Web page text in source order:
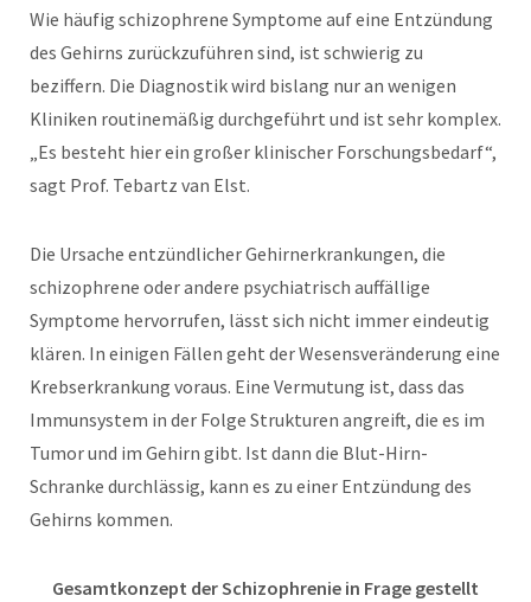
Wie häufig schizophrene Symptome auf eine Entzündung
des Gehirns zurückzuführen sind, ist schwierig zu
beziffern. Die Diagnostik wird bislang nur an wenigen
Kliniken routinemäßig durchgeführt und ist sehr komplex.
„Es besteht hier ein großer klinischer Forschungsbedarf“,
sagt Prof. Tebartz van Elst.
Die Ursache entzündlicher Gehirnerkrankungen, die
schizophrene oder andere psychiatrisch auffällige
Symptome hervorrufen, lässt sich nicht immer eindeutig
klären. In einigen Fällen geht der Wesensveränderung eine
Krebserkrankung voraus. Eine Vermutung ist, dass das
Immunsystem in der Folge Strukturen angreift, die es im
Tumor und im Gehirn gibt. Ist dann die Blut-Hirn-
Schranke durchlässig, kann es zu einer Entzündung des
Gehirns kommen.
Gesamtkonzept der Schizophrenie in Frage gestellt